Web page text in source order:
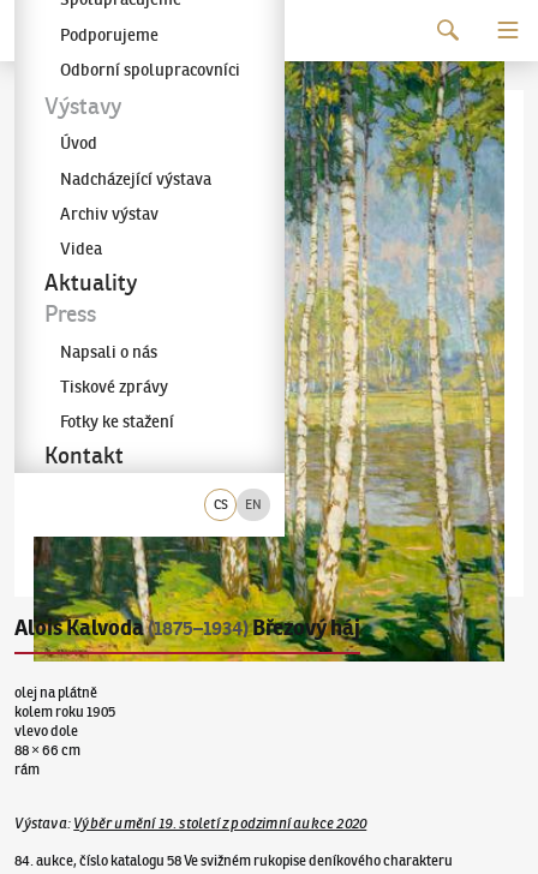
Galerie KODL
CS EN
Podporujeme
Odborní spolupracovníci
Výstavy
Úvod
Nadcházející výstava
Archiv výstav
Videa
Aktuality
Press
Napsali o nás
Tiskové zprávy
Fotky ke stažení
Kontakt
Alois Kalvoda(1875–1934)Březový háj
olej na plátně
kolem roku 1905
vlevo dole
88 × 66 cm
rám
Výstava: Výběr umění 19. století z podzimní aukce 2020
84. aukce, číslo katalogu 58 Ve svižném rukopise deníkového charakteru